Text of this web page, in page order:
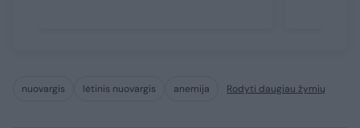
nuovargis lėtinis nuovargis anemija Rodyti daugiau žymių